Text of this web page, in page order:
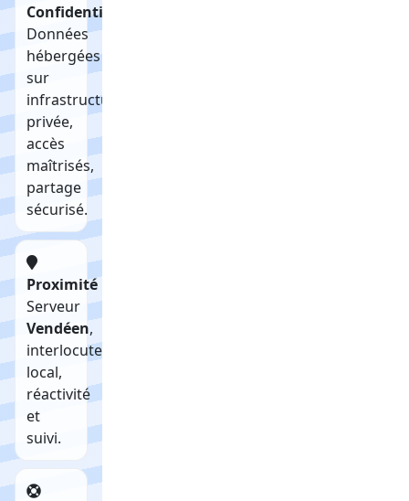
Confidentialité
Données
hébergées
sur
infrastructure
privée,
accès
maîtrisés,
partage
sécurisé.
Proximité
Serveur
Vendéen,
interlocuteur
local,
réactivité
et
suivi.